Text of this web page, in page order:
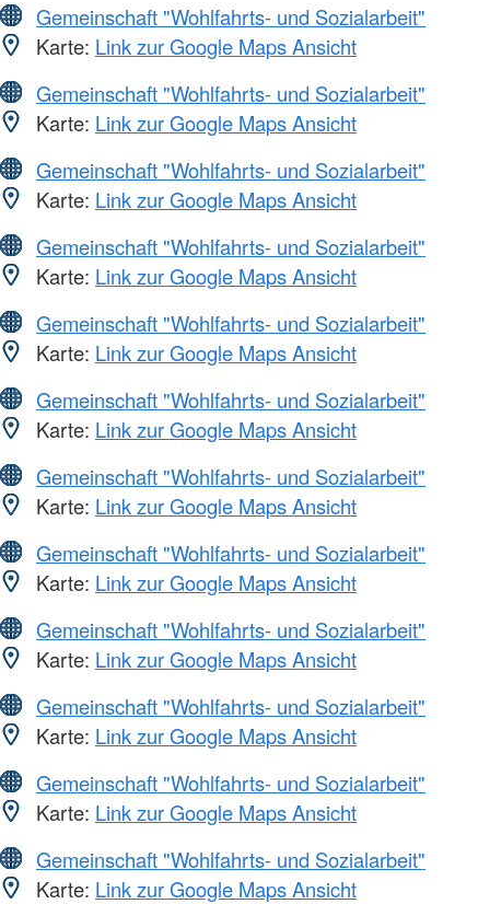
Gemeinschaft "Wohlfahrts- und Sozialarbeit"
Karte: Link zur Google Maps Ansicht
Gemeinschaft "Wohlfahrts- und Sozialarbeit"
Karte: Link zur Google Maps Ansicht
Gemeinschaft "Wohlfahrts- und Sozialarbeit"
Karte: Link zur Google Maps Ansicht
Gemeinschaft "Wohlfahrts- und Sozialarbeit"
Karte: Link zur Google Maps Ansicht
Gemeinschaft "Wohlfahrts- und Sozialarbeit"
Karte: Link zur Google Maps Ansicht
Gemeinschaft "Wohlfahrts- und Sozialarbeit"
Karte: Link zur Google Maps Ansicht
Gemeinschaft "Wohlfahrts- und Sozialarbeit"
Karte: Link zur Google Maps Ansicht
Gemeinschaft "Wohlfahrts- und Sozialarbeit"
Karte: Link zur Google Maps Ansicht
Gemeinschaft "Wohlfahrts- und Sozialarbeit"
Karte: Link zur Google Maps Ansicht
Gemeinschaft "Wohlfahrts- und Sozialarbeit"
Karte: Link zur Google Maps Ansicht
Gemeinschaft "Wohlfahrts- und Sozialarbeit"
Karte: Link zur Google Maps Ansicht
Gemeinschaft "Wohlfahrts- und Sozialarbeit"
Karte: Link zur Google Maps Ansicht